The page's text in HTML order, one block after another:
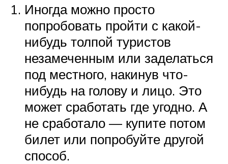
Иногда можно просто
попробовать пройти с какой-
нибудь толпой туристов
незамеченным или заделаться
под местного, накинув что-
нибудь на голову и лицо. Это
может сработать где угодно. А
не сработало — купите потом
билет или попробуйте другой
способ.